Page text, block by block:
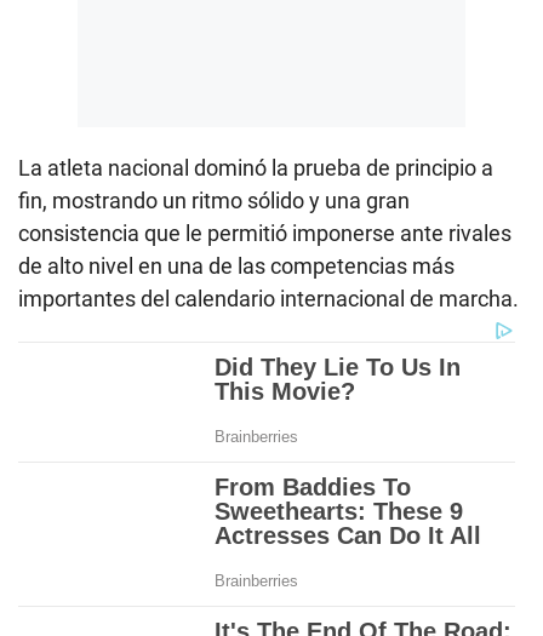
La atleta nacional dominó la prueba de principio a
fin, mostrando un ritmo sólido y una gran
consistencia que le permitió imponerse ante rivales
de alto nivel en una de las competencias más
importantes del calendario internacional de marcha.